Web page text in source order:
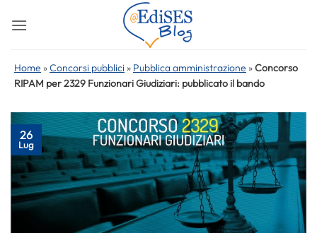
Home »Concorsi pubblici » Pubblica amministrazione »Concorso
RIPAM per 2329 Funzionari Giudiziari: pubblicato il bando
26
Lug